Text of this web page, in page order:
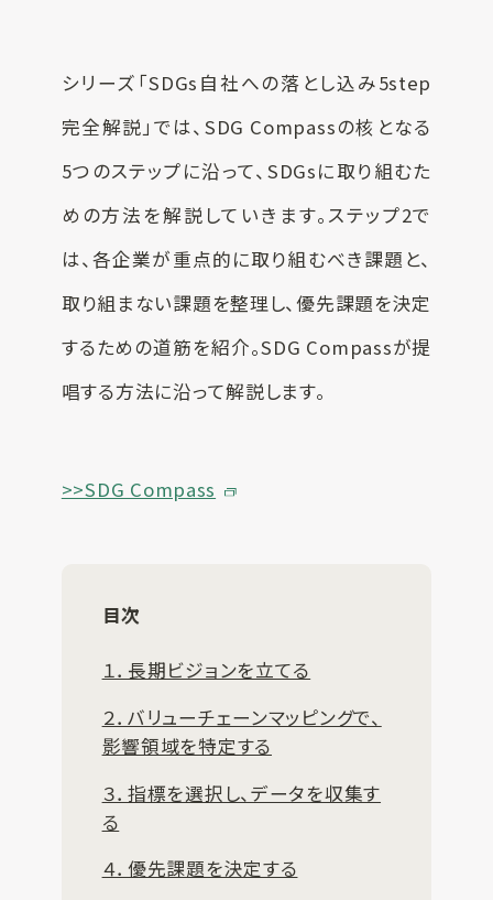
シリーズ「SDGs自社への落とし込み5step
完全解説」では、SDG Compassの核となる
5つのステップに沿って、SDGsに取り組むた
めの方法を解説していきます。ステップ2で
は、各企業が重点的に取り組むべき課題と、
取り組まない課題を整理し、優先課題を決定
するための道筋を紹介。SDG Compassが提
唱する方法に沿って解説します。
>>SDG Compass
目次
１．長期ビジョンを立てる
２．バリューチェーンマッピングで、
影響領域を特定する
３．指標を選択し、データを収集す
る
４．優先課題を決定する